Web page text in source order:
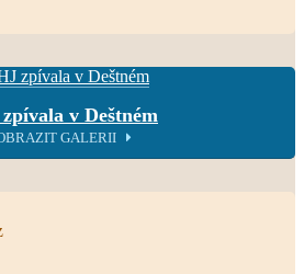
v Deštném
GALERII